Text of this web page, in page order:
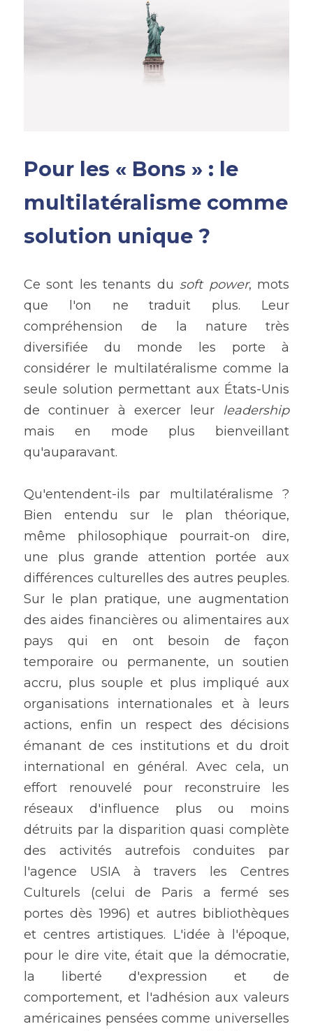
Pour les « Bons » : le
multilatéralisme comme
solution unique ?
Ce sont les tenants du soft power, mots
que l'on ne traduit plus. Leur
compréhension de la nature très
diversifiée du monde les porte à
considérer le multilatéralisme comme la
seule solution permettant aux États-Unis
de continuer à exercer leur
leadership
mais en mode plus bienveillant
qu'auparavant.
Qu'entendent-ils par multilatéralisme ?
Bien entendu sur le plan théorique,
même philosophique pourrait-on dire,
une plus grande attention portée aux
différences culturelles des autres peuples.
Sur le plan pratique, une augmentation
des aides financières ou alimentaires aux
pays qui en ont besoin de façon
temporaire ou permanente, un soutien
accru, plus souple et plus impliqué aux
organisations internationales et à leurs
actions, enfin un respect des décisions
émanant de ces institutions et du droit
international en général. Avec cela, un
effort renouvelé pour reconstruire les
réseaux d'influence plus ou moins
détruits par la disparition quasi complète
des activités autrefois conduites par
l'agence USIA à travers les Centres
Culturels (celui de Paris a fermé ses
portes dès 1996) et autres bibliothèques
et centres artistiques. L'idée à l'époque,
pour le dire vite, était que la démocratie,
la liberté d'expression et de
comportement, et l'adhésion aux valeurs
américaines pensées comme universelles